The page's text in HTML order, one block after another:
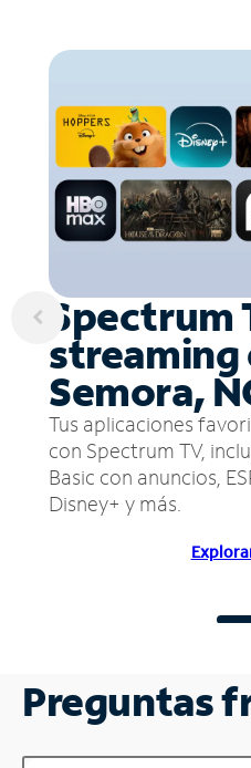
Spectrum
streaming
Semora,
Tus aplicaciones
con Spectrum TV,
Basic con anuncios,
Disney+ y más.
Preguntas